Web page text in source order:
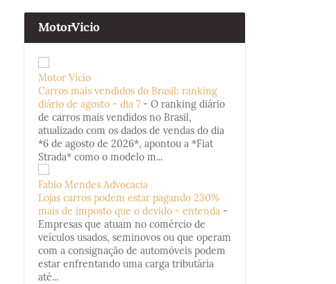
MotorVicio
Motor Vício
Carros mais vendidos do Brasil: ranking
diário de agosto - dia 7 - O ranking diário
de carros mais vendidos no Brasil,
atualizado com os dados de vendas do dia
*6 de agosto de 2026*, apontou a *Fiat
Strada* como o modelo m...
Fabio Mendes Advocacia
Lojas carros podem estar pagando 230%
mais de imposto que o devido - entenda -
Empresas que atuam no comércio de
veículos usados, seminovos ou que operam
com a consignação de automóveis podem
estar enfrentando uma carga tributária
até...